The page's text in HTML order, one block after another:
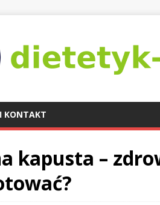
KONTAKT
kapusta –